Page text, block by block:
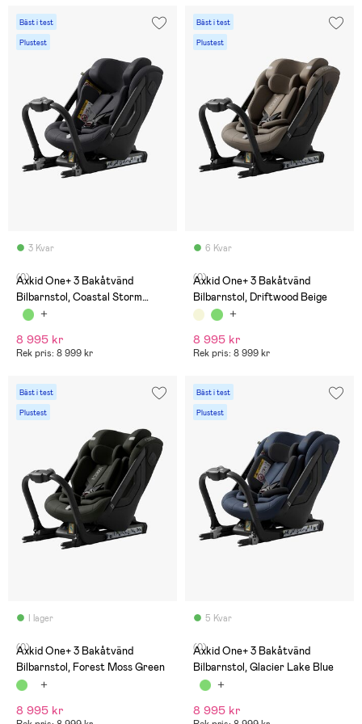
Bäst i test
Plustest
3 Kvar
(0)
Axkid One+ 3 Bakåtvänd
Bilbarnstol, Coastal Storm
Black
8 995 kr
Rek pris: 8 999 kr
Bäst i test
Plustest
6 Kvar
(0)
Axkid One+ 3 Bakåtvänd
Bilbarnstol, Driftwood Beige
8 995 kr
Rek pris: 8 999 kr
Bäst i test
Plustest
I lager
(0)
Axkid One+ 3 Bakåtvänd
Bilbarnstol, Forest Moss Green
8 995 kr
Bäst i test
Plustest
5 Kvar
(0)
Axkid One+ 3 Bakåtvänd
Bilbarnstol, Glacier Lake Blue
8 995 kr